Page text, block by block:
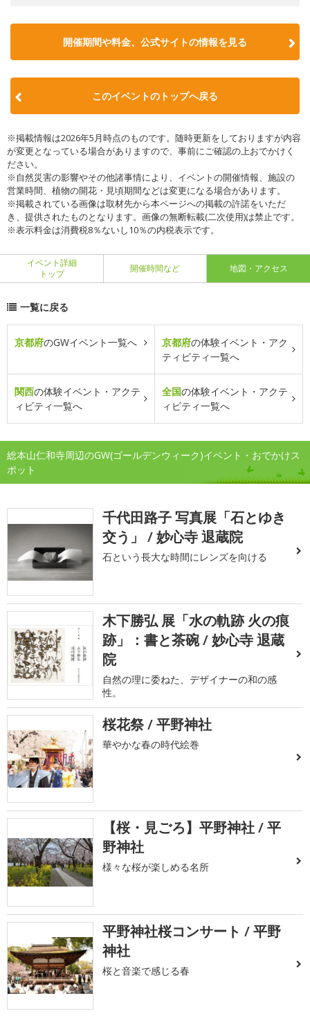
開催期間や料金、公式サイトの情報を見る
このイベントのトップへ戻る
※掲載情報は2026年5月時点のものです。随時更新をしておりますが内容
が変更となっている場合がありますので、事前にご確認の上おでかけく
ださい。
※自然災害の影響やその他諸事情により、イベントの開催情報、施設の
営業時間、植物の開花・見頃期間などは変更になる場合があります。
※掲載されている画像は取材先から本ページへの掲載の許諾をいただ
き、提供されたものとなります。画像の無断転載(二次使用)は禁止です。
※表示料金は消費税8％ないし10％の内税表示です。
イベント詳細
トップ
開催時間など 地図・アクセス
一覧に戻る
京都府のGWイベント一覧へ 京都府の体験イベント・アク
ティビティ一覧へ
関西の体験イベント・アクテ
ィビティ一覧へ
全国の体験イベント・アクテ
ィビティ一覧へ
総本山仁和寺周辺のGW(ゴールデンウィーク)イベント・おでかけス
ポット
千代田路子 写真展「石とゆき
交う」 / 妙心寺 退蔵院
石という長大な時間にレンズを向ける
木下勝弘 展「水の軌跡 火の痕
跡」：書と茶碗 / 妙心寺 退蔵
院
自然の理に委ねた、デザイナーの和の感
性。
桜花祭 / 平野神社
華やかな春の時代絵巻
【桜・見ごろ】平野神社 / 平
野神社
様々な桜が楽しめる名所
平野神社桜コンサート / 平野
神社
桜と音楽で感じる春